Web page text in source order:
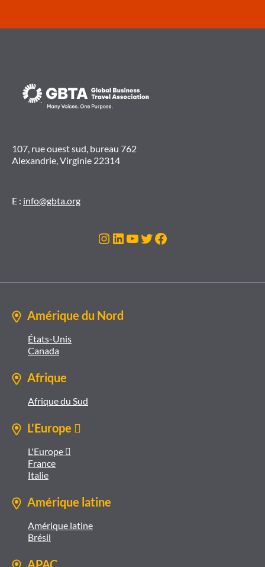
107, rue ouest sud, bureau 762
Alexandrie, Virginie 22314
E : info@gbta.org
Instagram
LinkedIn
YouTube
Twitter
Facebook
Amérique du Nord
États-Unis
Canada
Afrique
Afrique du Sud
L'Europe 
L'Europe 
France
Italie
Amérique latine
Amérique latine
Brésil
APAC